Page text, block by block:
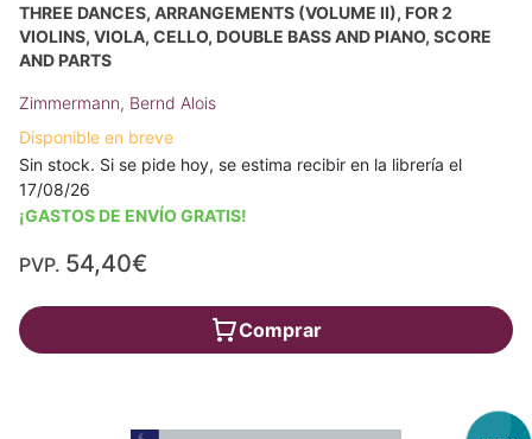
THREE DANCES, ARRANGEMENTS (VOLUME II), FOR 2
VIOLINS, VIOLA, CELLO, DOUBLE BASS AND PIANO, SCORE
AND PARTS
Zimmermann, Bernd Alois
Disponible en breve
Sin stock. Si se pide hoy, se estima recibir en la librería el
17/08/26
¡GASTOS DE ENVÍO GRATIS!
PVP. 54,40€
Comprar